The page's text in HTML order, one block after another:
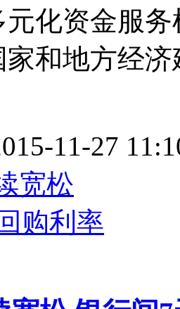
化资金服
家和地方经
11-27